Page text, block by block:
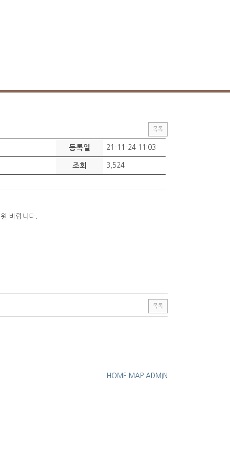
목록
등록일 21-11-24 11:03
조회 3,524
바랍니다.
목록
HOME MAP ADMIN